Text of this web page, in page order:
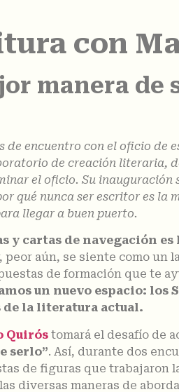
con
manera de
de encuentro con el oficio
de creación literaria,
el oficio. Su inauguración
qué nunca ser escritor es la
llegar a buen puerto.
y cartas de navegación
peor aún, se siente como
de formación que te
un nuevo espacio: los
de la literatura actual.
Quirós tomará el desafío de
serlo”. Así, durante dos
de figuras que trabajaron
diversas maneras de